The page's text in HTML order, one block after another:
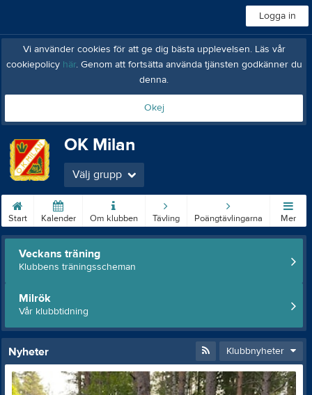
Logga in
Vi använder cookies för att ge dig bästa upplevelsen. Läs vår
cookiepolicy här. Genom att fortsätta använda tjänsten godkänner du
denna.
Okej
OK Milan
Välj grupp
Start Kalender Om klubben Tävling Poängtävlingarna Mer
Veckans träning
Klubbens träningsscheman
Milrök
Vår klubbtidning
Nyheter Klubbnyheter